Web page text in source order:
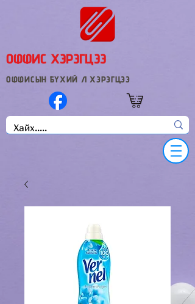
ОФФИС ХЭРЭГЦЭЭ
ОФФИСЫН БҮХИЙ Л ХЭРЭГЦЭЭ